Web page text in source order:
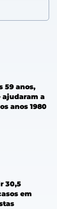
59 anos,
ajudaram a
anos 1980
30,5
em